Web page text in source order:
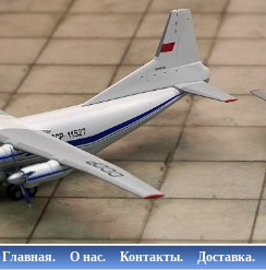
Главная. О нас. Контакты. Доставка.